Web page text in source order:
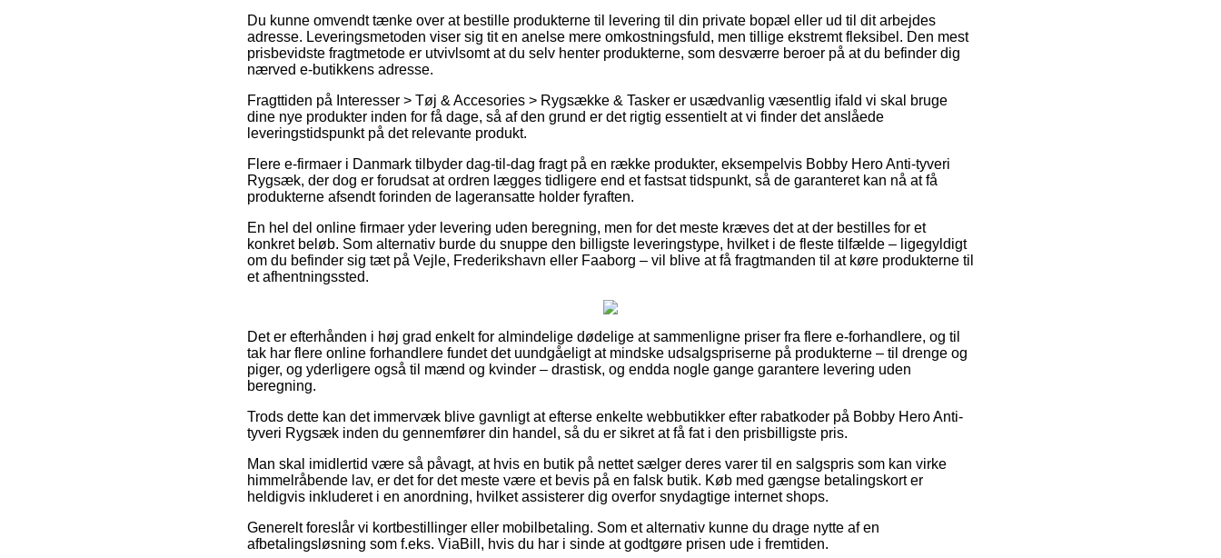
Du kunne omvendt tænke over at bestille produkterne til levering til din private bopæl eller ud til dit arbejdes
adresse. Leveringsmetoden viser sig tit en anelse mere omkostningsfuld, men tillige ekstremt fleksibel. Den mest
prisbevidste fragtmetode er utvivlsomt at du selv henter produkterne, som desværre beroer på at du befinder dig
nærved e-butikkens adresse.
Fragttiden på Interesser > Tøj & Accesories > Rygsække & Tasker er usædvanlig væsentlig ifald vi skal bruge
dine nye produkter inden for få dage, så af den grund er det rigtig essentielt at vi finder det anslåede
leveringstidspunkt på det relevante produkt.
Flere e-firmaer i Danmark tilbyder dag-til-dag fragt på en række produkter, eksempelvis Bobby Hero Anti-tyveri
Rygsæk, der dog er forudsat at ordren lægges tidligere end et fastsat tidspunkt, så de garanteret kan nå at få
produkterne afsendt forinden de lageransatte holder fyraften.
En hel del online firmaer yder levering uden beregning, men for det meste kræves det at der bestilles for et
konkret beløb. Som alternativ burde du snuppe den billigste leveringstype, hvilket i de fleste tilfælde – ligegyldigt
om du befinder sig tæt på Vejle, Frederikshavn eller Faaborg – vil blive at få fragtmanden til at køre produkterne til
et afhentningssted.
Det er efterhånden i høj grad enkelt for almindelige dødelige at sammenligne priser fra flere e-forhandlere, og til
tak har flere online forhandlere fundet det uundgåeligt at mindske udsalgspriserne på produkterne – til drenge og
piger, og yderligere også til mænd og kvinder – drastisk, og endda nogle gange garantere levering uden
beregning.
Trods dette kan det immervæk blive gavnligt at efterse enkelte webbutikker efter rabatkoder på Bobby Hero Anti-
tyveri Rygsæk inden du gennemfører din handel, så du er sikret at få fat i den prisbilligste pris.
Man skal imidlertid være så påvagt, at hvis en butik på nettet sælger deres varer til en salgspris som kan virke
himmelråbende lav, er det for det meste være et bevis på en falsk butik. Køb med gængse betalingskort er
heldigvis inkluderet i en anordning, hvilket assisterer dig overfor snydagtige internet shops.
Generelt foreslår vi kortbestillinger eller mobilbetaling. Som et alternativ kunne du drage nytte af en
afbetalingsløsning som f.eks. ViaBill, hvis du har i sinde at godtgøre prisen ude i fremtiden.